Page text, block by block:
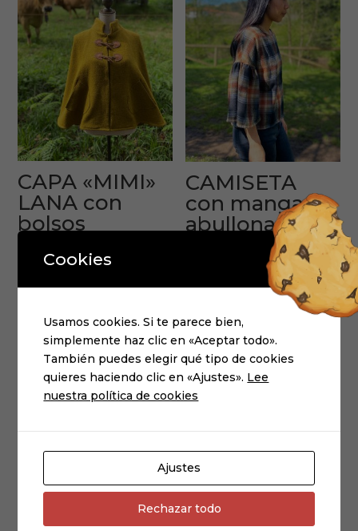
CAPA «MIMI»
LANA con
bolsos
CAMISETA
con manga
abullonada
Cookies
Usamos cookies. Si te parece bien,
simplemente haz clic en «Aceptar todo».
También puedes elegir qué tipo de cookies
quieres haciendo clic en «Ajustes». Lee
nuestra política de cookies
Ajustes
Rechazar todo